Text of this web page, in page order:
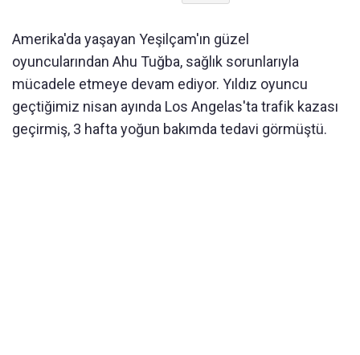
Amerika'da yaşayan Yeşilçam'ın güzel
oyuncularından Ahu Tuğba, sağlık sorunlarıyla
mücadele etmeye devam ediyor. Yıldız oyuncu
geçtiğimiz nisan ayında Los Angelas'ta trafik kazası
geçirmiş, 3 hafta yoğun bakımda tedavi görmüştü.